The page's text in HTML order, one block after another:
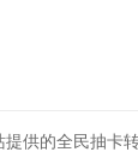
供的全民抽卡